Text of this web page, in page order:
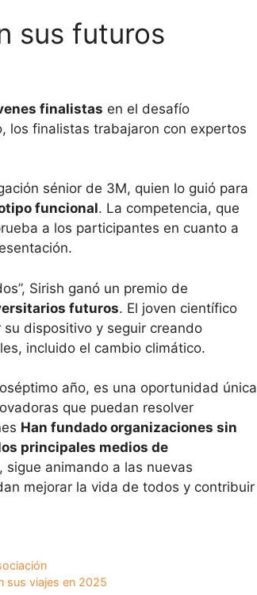
sus futuros
finalistas en el desafío
los finalistas trabajaron con expertos
sénior de 3M, quien lo guió para
funcional. La competencia, que
a los participantes en cuanto a
Sirish ganó un premio de
futuros. El joven científico
dispositivo y seguir creando
incluido el cambio climático.
año, es una oportunidad única
que puedan resolver
Han fundado organizaciones sin
principales medios de
animando a las nuevas
mejorar la vida de todos y contribuir
sus viajes en 2025